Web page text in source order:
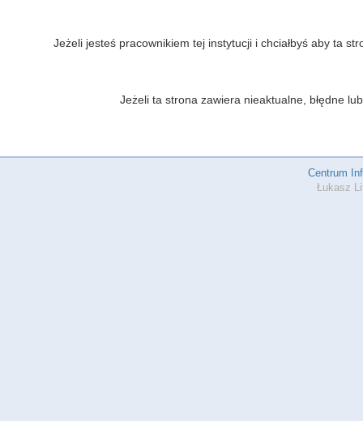
Jeżeli jesteś pracownikiem tej instytucji i chciałbyś aby ta
Jeżeli ta strona zawiera nieaktualne, błędne
Centrum
Łukasz